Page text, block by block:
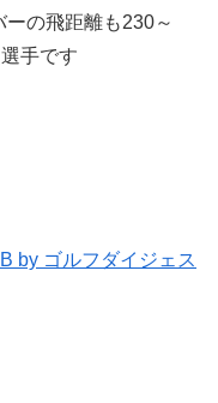
の飛距離も230～
手です​
by ゴルフダイジェス